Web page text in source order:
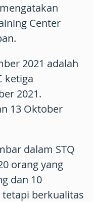
Center
2021 adalah
ketiga
2021.
13 Oktober
dalam STQ
orang yang
dan 10
berkualitas